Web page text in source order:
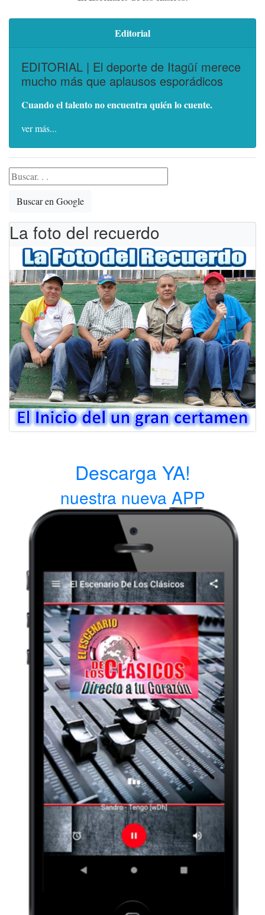
Editorial
EDITORIAL | El deporte de Itagüí merece
mucho más que aplausos esporádicos
Cuando el talento no encuentra quién lo cuente.
ver más...
Buscar en Google
La foto del recuerdo
Descarga YA!
nuestra nueva APP